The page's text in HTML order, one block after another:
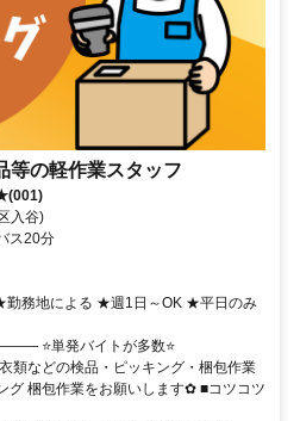
等の軽作業スタッフ
入谷)
ス20分
勤務地による ★週1日～OK ★平日のみ
単発バイトが多数⭐
の検品・ピッキング・梱包作業
グ 梱包作業をお願いします✿ ■コツコツ